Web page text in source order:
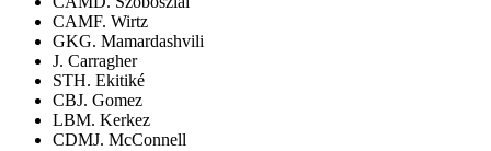
CAMF. Wirtz
GKG. Mamardashvili
J. Carragher
STH. Ekitiké
CBJ. Gomez
LBM. Kerkez
CDMJ. McConnell